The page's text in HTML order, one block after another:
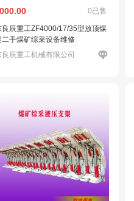
0已售
良辰重工ZF4000/17/35型放顶煤
二手煤矿综采设备维修
良辰重工机械有限公司